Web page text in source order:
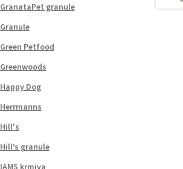
GranataPet granule
Granule
Green Petfood
Greenwoods
Happy Dog
Herrmanns
Hill's
Hill’s granule
IAMS krmiva